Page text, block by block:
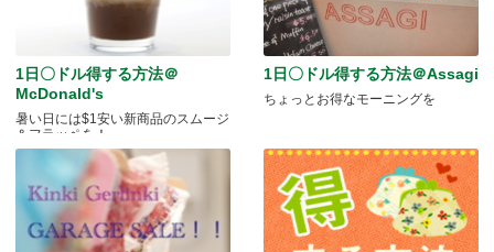
1日〇ドル得する方法＠
McDonald's
暑い日には$1安い新商品のスムージ
＆フラッペを！
1日〇ドル得する方法＠Assagi
ちょっとお得なモーニングを